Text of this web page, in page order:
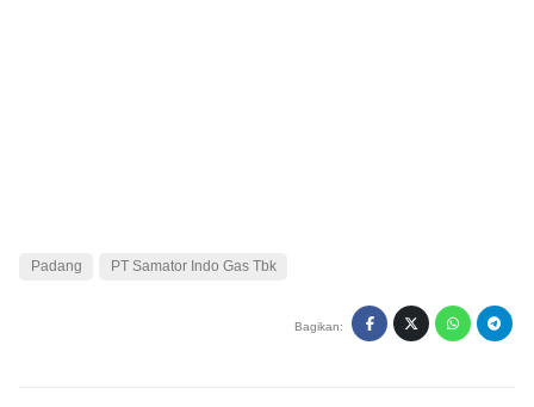
Padang PT Samator Indo Gas Tbk
Bagikan: